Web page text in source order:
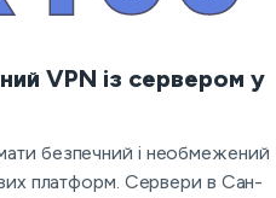
VPN із сервером у
безпечний і необмежений
платформ. Сервери в Сан-